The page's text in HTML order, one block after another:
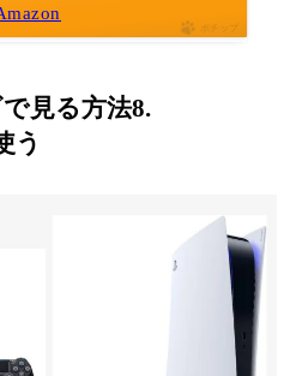
ポチップ
見る方法8.
う